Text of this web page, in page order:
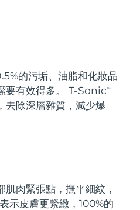
的污垢、油脂和化妝品
要有效得多。 T-SonicTM
去除深層雜質，減少爆
肉緊張點，撫平細紋，
示皮膚更緊緻，100%的
預計送達日期8/11/26
預計送達日期8/13/26